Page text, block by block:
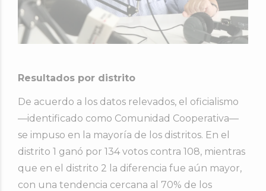
Resultados por distrito
De acuerdo a los datos relevados, el oficialismo
—identificado como Comunidad Cooperativa—
se impuso en la mayoría de los distritos. En el
distrito 1 ganó por 134 votos contra 108, mientras
que en el distrito 2 la diferencia fue aún mayor,
con una tendencia cercana al 70% de los